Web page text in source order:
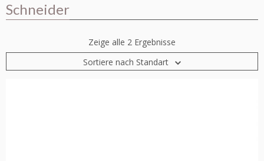
Schneider
Zeige alle 2 Ergebnisse
Sortiere nach Standart